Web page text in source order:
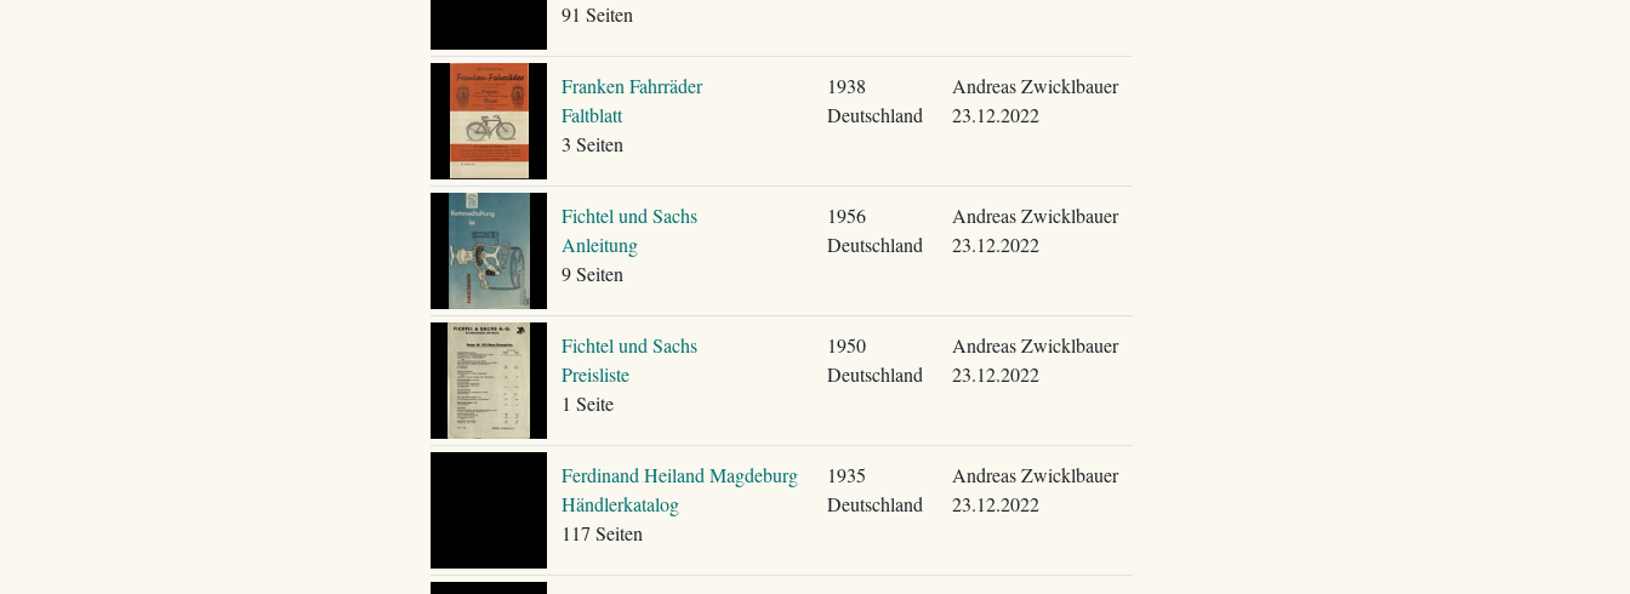
91 Seiten
Franken Fahrräder
Faltblatt
3 Seiten
1938
Deutschland
Andreas Zwicklbauer
23.12.2022
Fichtel und Sachs
Anleitung
9 Seiten
1956
Deutschland
Andreas Zwicklbauer
23.12.2022
Fichtel und Sachs
Preisliste
1 Seite
1950
Deutschland
Andreas Zwicklbauer
23.12.2022
Ferdinand Heiland Magdeburg
Händlerkatalog
117 Seiten
1935
Deutschland
Andreas Zwicklbauer
23.12.2022